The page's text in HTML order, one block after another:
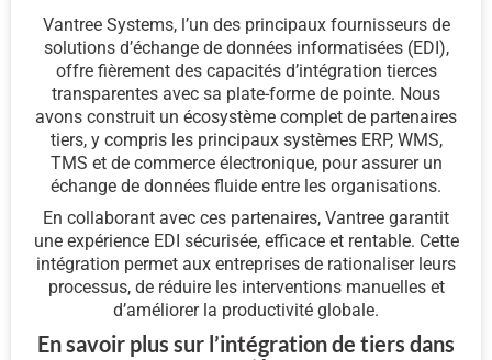
Vantree Systems, l’un des principaux fournisseurs de
solutions d’échange de données informatisées (EDI),
offre fièrement des capacités d’intégration tierces
transparentes avec sa plate-forme de pointe. Nous
avons construit un écosystème complet de partenaires
tiers, y compris les principaux systèmes ERP, WMS,
TMS et de commerce électronique, pour assurer un
échange de données fluide entre les organisations.
En collaborant avec ces partenaires, Vantree garantit
une expérience EDI sécurisée, efficace et rentable. Cette
intégration permet aux entreprises de rationaliser leurs
processus, de réduire les interventions manuelles et
d’améliorer la productivité globale.
En savoir plus sur l’intégration de tiers dans